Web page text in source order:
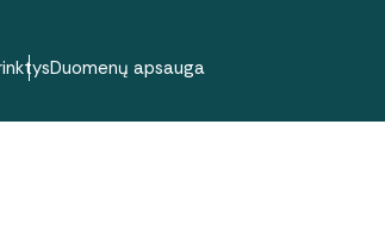
Duomenų apsauga